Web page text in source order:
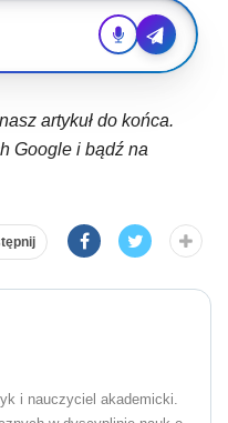
artykuł do końca.
Google i bądź na
i nauczyciel akademicki.